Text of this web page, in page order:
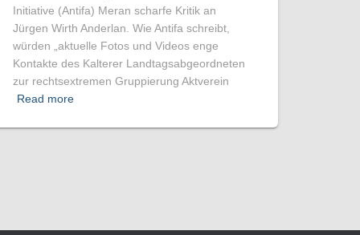
Initiative (Antifa) Meran scharfe Kritik an
Jürgen Wirth Anderlan. Wie Antifa schreibt,
würden „aktuelle Fotos und Videos enge
Kontakte des Kalterer Landtagsabgeordneten
zur rechtsextremen Gruppierung Aktverein
Read more